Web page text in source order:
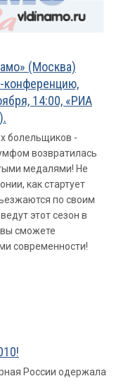
(Москва)
конференцию,
14:00, «РИА
болельщиков -
возвратилась
медалями! Не
как стартует
по своим
этот сезон в
сможете
современности!
России одержала